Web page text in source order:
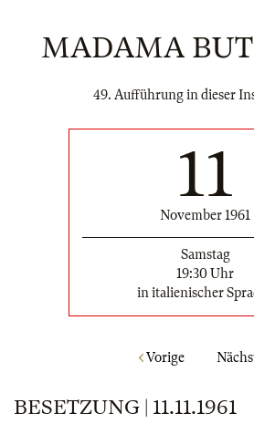
MADAMA
49. Aufführung in dieser
11
November 1961
Samstag
19:30 Uhr
in italienischer
Vorige
BESETZUNG | 11.11.1961